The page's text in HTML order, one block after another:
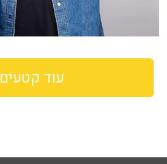
עוד קטעים